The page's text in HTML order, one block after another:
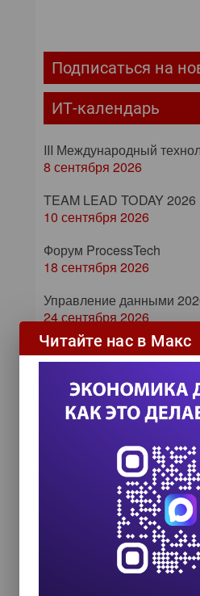
Подписаться на
ИТ-календарь
III Международный
8 сентября 2026
TEAM LEAD TODAY 2026
10 сентября 2026
Форум ProcessTech
18 сентября 2026
Управление данными
24 сентября 2026
HR TECH + ИИ
8 октября 2026
ИИ в управлении
цифровых
снижения рисков и
ИИ в бизнесе: 54%
используют технологии
управления рисками
Читайте нас в Макс